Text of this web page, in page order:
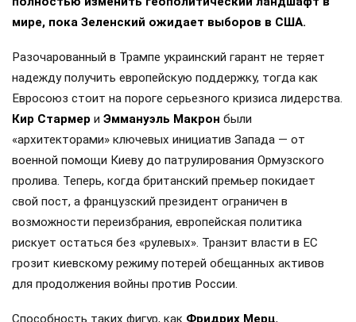
мире, пока Зеленский ожидает выборов в США.
Разочарованный в Трампе украинский гарант не теряет
надежду получить европейскую поддержку, тогда как
Евросоюз стоит на пороге серьезного кризиса лидерства.
Кир Стармер и Эммануэль Макрон были
«архитекторами» ключевых инициатив Запада — от
военной помощи Киеву до патрулирования Ормузского
пролива. Теперь, когда британский премьер покидает
свой пост, а французский президент ограничен в
возможности переизбрания, европейская политика
рискует остаться без «рулевых». Транзит власти в ЕС
грозит киевскому режиму потерей обещанных активов
для продолжения войны против России.
Способность таких фигур, как Фридрих Мерц,